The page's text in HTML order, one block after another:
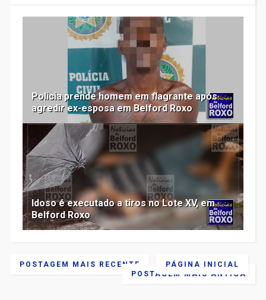
Policia prende homem em flagrante após
agredir ex-esposa em Belford Roxo
Idoso é executado a tiros no Lote XV, em
Belford Roxo
POSTAGEM MAIS RECENTE
POSTAGEM MAIS ANTIGA
PÁGINA INICIAL